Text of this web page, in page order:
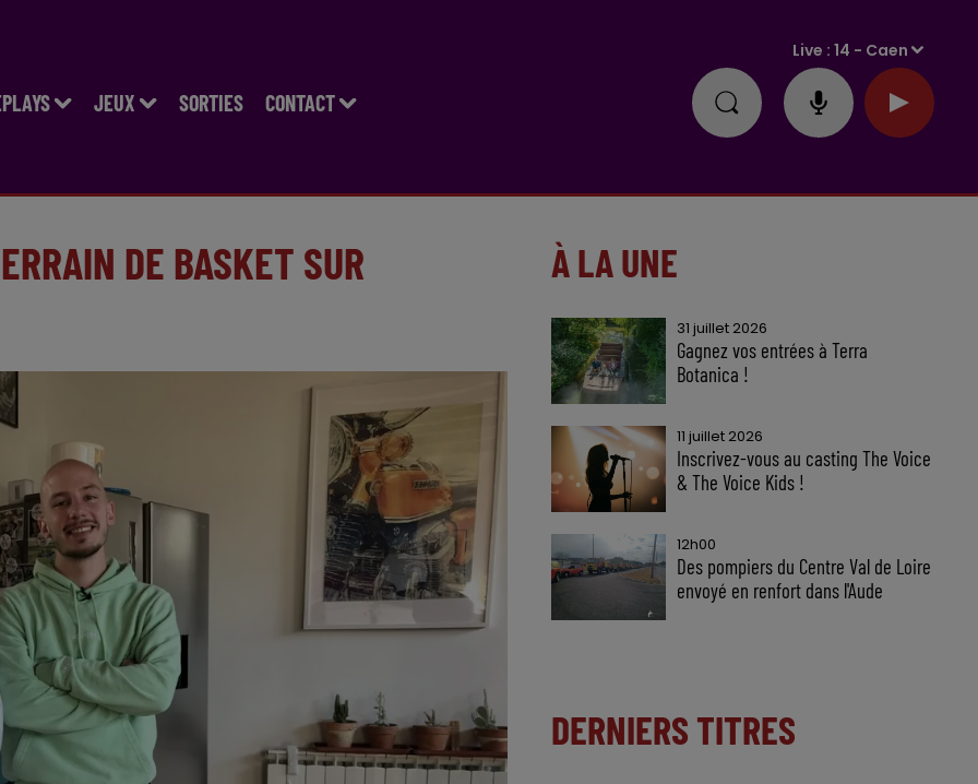
JEUX SORTIES CONTACT
Live :14 - Caen
DE BASKET SUR
À LA UNE
31 juillet 2026
Gagnez vos entrées à Terra
Botanica !
11 juillet 2026
Inscrivez-vous au casting The Voice
& The Voice Kids !
12h00
Des pompiers du Centre Val de Loire
envoyé en renfort dans l'Aude
DERNIERS TITRES